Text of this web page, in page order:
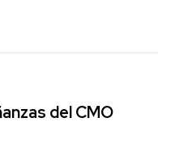
del CMO